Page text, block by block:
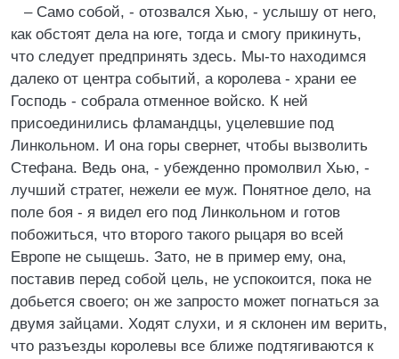
– Само собой, - отозвался Хью, - услышу от него,
как обстоят дела на юге, тогда и смогу прикинуть,
что следует предпринять здесь. Мы-то находимся
далеко от центра событий, а королева - храни ее
Господь - собрала отменное войско. К ней
присоединились фламандцы, уцелевшие под
Линкольном. И она горы свернет, чтобы вызволить
Стефана. Ведь она, - убежденно промолвил Хью, -
лучший стратег, нежели ее муж. Понятное дело, на
поле боя - я видел его под Линкольном и готов
побожиться, что второго такого рыцаря во всей
Европе не сыщешь. Зато, не в пример ему, она,
поставив перед собой цель, не успокоится, пока не
добьется своего; он же запросто может погнаться за
двумя зайцами. Ходят слухи, и я склонен им верить,
что разъезды королевы все ближе подтягиваются к